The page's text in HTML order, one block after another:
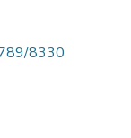
8330